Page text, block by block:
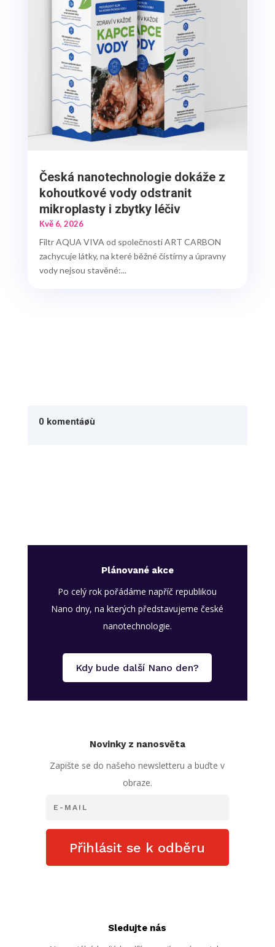
Česká nanotechnologie dokáže z
kohoutkové vody odstranit
mikroplasty i zbytky léčiv
Kvě 6, 2026
Filtr AQUA VIVA od společnosti ART CARBON
zachycuje látky, na které běžné čistírny a úpravny
vody nejsou stavěné:...
0 komentáøù
Plánované akce
Po celý rok pořádáme napříč republikou
Nano dny, na kterých představujeme české
nanotechnologie.
Kdy bude další Nano den?
Novinky z nanosvěta
Zapište se do našeho newsletteru a buďte v
obraze.
Přihlásit se k odběru
Sledujte nás